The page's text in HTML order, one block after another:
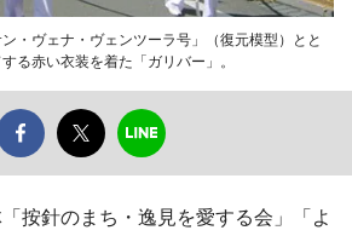
・ヴェナ・ヴェンツーラ号」（復元模型）とと
る赤い衣装を着た「ガリバー」。
按針のまち・逸見を愛する会」「よ